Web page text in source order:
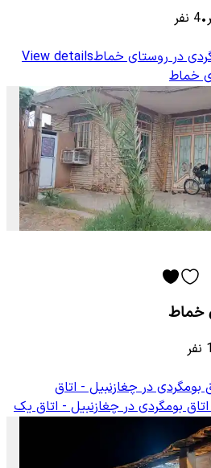
•
4 نفر
در روستای خماطView details
خماط
خماط
نفر
بومگردی در چغازنبیل - اتاق
اتاق بومگردی در چغازنبیل - اتاق یک